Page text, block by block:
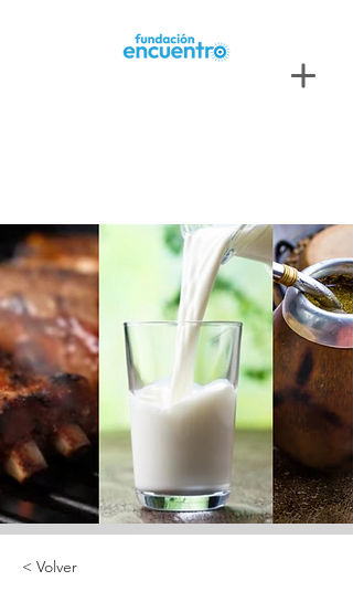
< Volver